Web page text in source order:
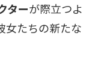
ターが際立つよ
女たちの新たな